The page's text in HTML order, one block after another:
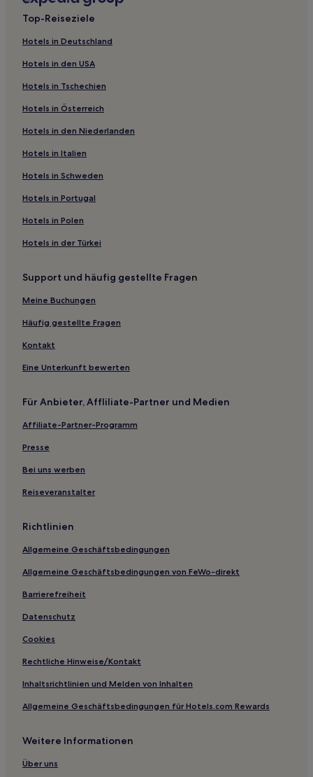
Rieth Hotels
Hotels nahe Bahnhof Kühnhausen
Hotels nahe Bahnhof Reinhardsbrunn
Hohenwinden Hotels
Kleinrettbach Hotels
Hotels nahe Erfurter Dom
Arnstadt Hotels
Hotels nahe Bahnhof Haarhausen
Ilversgehofen Hotels
Landkreis Gotha: Hotels
Hotels nahe Bahnhof Dachwig
Altenbergen Hotels
Erfurt Hotels
Hotels nahe Bahnhof Plaue
Alkersleben Hotels
Hotels nahe Bahnhof Finanzamt Erfurt
Altstadt Erfurt: Hotels
Hotels nahe Alte Synagoge
Hotels nahe Tierpark Gotha
Pensionen in Eisenach
Gasthäuser in Erfurt
Hotels mit Parkplatz in Neuhaus am Rennweg
Hotels mit Parkplatz in Fahner Höhe
Haustierfreundliche nahe Altenstein
Luxus nahe Altenstein
Familien nahe Altenstein
Hotels mit inbegriffenem Frühstück nahe Altenstein
Hotels mit Parkplatz in Mühlhausen/Thüringen
Familien in Oberhof
Haustierfreundliche in Suhl
Hotels mit Parkplatz in Eisfeld
Familien in Eisenach
Top-Reiseziele
Hotels in Deutschland
Hotels in den USA
Hotels in Tschechien
Hotels in Österreich
Hotels in den Niederlanden
Hotels in Italien
Hotels in Schweden
Hotels in Portugal
Hotels in Polen
Hotels in der Türkei
Support und häufig gestellte Fragen
Meine Buchungen
Häufig gestellte Fragen
Kontakt
Eine Unterkunft bewerten
Für Anbieter, Affliliate-Partner und Medien
Affiliate-Partner-Programm
Presse
Bei uns werben
Reiseveranstalter
Richtlinien
Allgemeine Geschäftsbedingungen
Allgemeine Geschäftsbedingungen von FeWo-direkt
Barrierefreiheit
Datenschutz
Cookies
Rechtliche Hinweise/Kontakt
Inhaltsrichtlinien und Melden von Inhalten
Allgemeine Geschäftsbedingungen für Hotels.com Rewards
Weitere Informationen
Über uns